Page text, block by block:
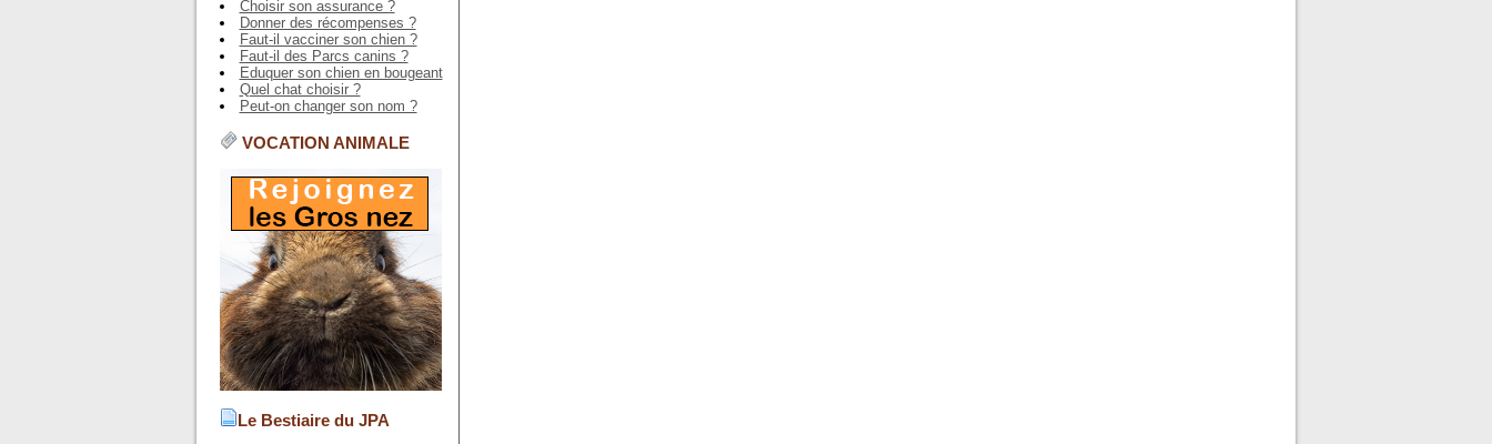
Choisir son assurance ?
Donner des récompenses ?
Faut-il vacciner son chien ?
Faut-il des Parcs canins ?
Eduquer son chien en bougeant
Quel chat choisir ?
Peut-on changer son nom ?
VOCATION ANIMALE
Le Bestiaire du JPA